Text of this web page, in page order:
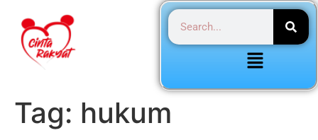
Tag: hukum